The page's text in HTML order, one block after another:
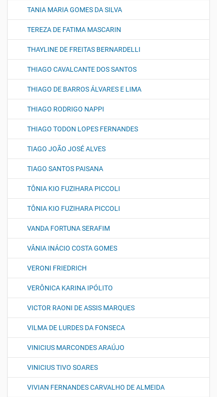
TANIA MARIA GOMES DA SILVA
TEREZA DE FATIMA MASCARIN
THAYLINE DE FREITAS BERNARDELLI
THIAGO CAVALCANTE DOS SANTOS
THIAGO DE BARROS ÁLVARES E LIMA
THIAGO RODRIGO NAPPI
THIAGO TODON LOPES FERNANDES
TIAGO JOÃO JOSÉ ALVES
TIAGO SANTOS PAISANA
TÔNIA KIO FUZIHARA PICCOLI
TÔNIA KIO FUZIHARA PICCOLI
VANDA FORTUNA SERAFIM
VÂNIA INÁCIO COSTA GOMES
VERONI FRIEDRICH
VERÔNICA KARINA IPÓLITO
VICTOR RAONI DE ASSIS MARQUES
VILMA DE LURDES DA FONSECA
VINICIUS MARCONDES ARAÚJO
VINICIUS TIVO SOARES
VIVIAN FERNANDES CARVALHO DE ALMEIDA